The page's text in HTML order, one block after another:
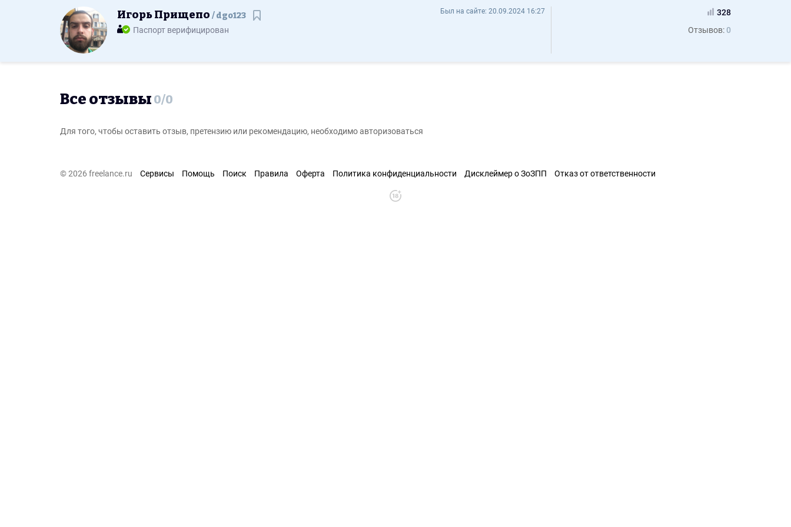
Игорь Прищепо dgo123 - ОтзывыБыл на сайте: 20.09.2024 16:27
Игорь Прищепо dgo123
Паспорт верифицирован
328
Отзывов: 0
Все отзывы 0/0
Для того, чтобы оставить отзыв, претензию или рекомендацию, необходимо авторизоваться
© 2026 freelance.ru Сервисы Помощь Поиск Правила Оферта Политика конфиденциальности Дисклеймер о ЗоЗПП Отказ от ответственности